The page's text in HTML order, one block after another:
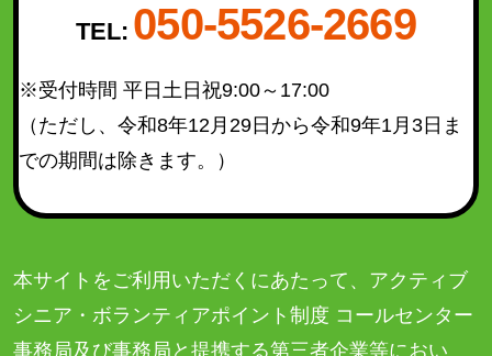
太白区（秋保総合支所管内）(16)
検索結果を表示
TEL: 050-5526-2669
※受付時間 平日土日祝9:00～17:00
（ただし、令和8年12月29日から令和9年1月3日ま
での期間は除きます。）
本サイトをご利用いただくにあたって、アクティブ
シニア・ボランティアポイント制度 コールセンター
事務局及び事務局と提携する第三者企業等におい